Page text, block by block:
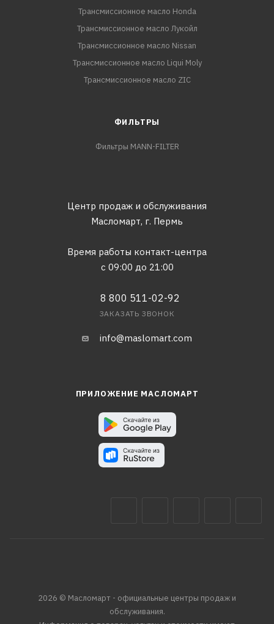
Трансмиссионное масло Honda
Трансмиссионное масло Лукойл
Трансмиссионное масло Nissan
Трансмиссионное масло Liqui Moly
Трансмиссионное масло ZIC
ФИЛЬТРЫ
Фильтры MANN-FILTER
Центр продаж и обслуживания
Масломарт, г. Пермь
Время работы контакт-центра
с 09:00 до 21:00
8 800 511-02-92
ЗАКАЗАТЬ ЗВОНОК
info@maslomart.com
ПРИЛОЖЕНИЕ МАСЛОМАРТ
2026 © Масломарт - официальные центры продаж и
обслуживания.